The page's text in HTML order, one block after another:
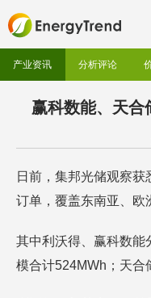
产业资讯 分析评论
赢科数能、天合
日前，集邦光储观察
订单，覆盖东南亚、欧
其中利沃得、赢科数能
模合计524MWh；天合